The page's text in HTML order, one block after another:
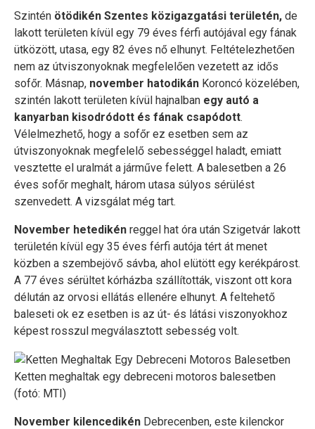
Szintén ötödikén Szentes közigazgatási területén, de
lakott területen kívül egy 79 éves férfi autójával egy fának
ütközött, utasa, egy 82 éves nő elhunyt. Feltételezhetően
nem az útviszonyoknak megfelelően vezetett az idős
sofőr. Másnap, november hatodikán Koroncó közelében,
szintén lakott területen kívül hajnalban egy autó a
kanyarban kisodródott és fának csapódott.
Vélelmezhető, hogy a sofőr ez esetben sem az
útviszonyoknak megfelelő sebességgel haladt, emiatt
vesztette el uralmát a járműve felett. A balesetben a 26
éves sofőr meghalt, három utasa súlyos sérülést
szenvedett. A vizsgálat még tart.
November hetedikén reggel hat óra után Szigetvár lakott
területén kívül egy 35 éves férfi autója tért át menet
közben a szembejövő sávba, ahol elütött egy kerékpárost.
A 77 éves sérültet kórházba szállították, viszont ott kora
délután az orvosi ellátás ellenére elhunyt. A feltehető
baleseti ok ez esetben is az út- és látási viszonyokhoz
képest rosszul megválasztott sebesség volt.
Ketten meghaltak egy debreceni motoros balesetben
(fotó: MTI)
November kilencedikén Debrecenben, este kilenckor